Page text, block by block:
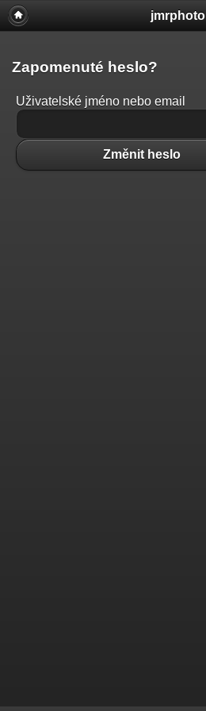
jmrphoto
Zapomenuté heslo?
Uživatelské jméno nebo email
Změnit heslo